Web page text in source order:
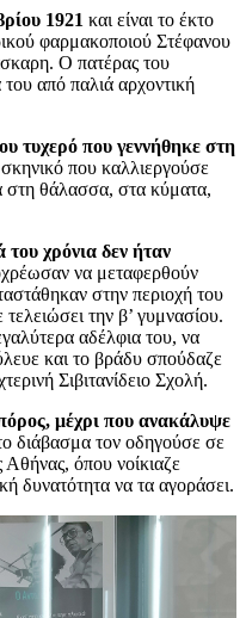
1921 και είναι το έκτο
φαρμακοποιού Στέφανου
Ο πατέρας του
από παλιά αρχοντική
τυχερό που γεννήθηκε στη
που καλλιεργούσε
στη θάλασσα, στα κύματα,
χρόνια δεν ήταν
να μεταφερθούν
στην περιοχή του
την β’ γυμνασίου.
αδέλφια του, να
και το βράδυ σπούδαζε
Σιβιτανίδειο Σχολή.
μέχρι που ανακάλυψε
διάβασμα τον οδηγούσε σε
Αθήνας, όπου νοίκιαζε
δυνατότητα να τα αγοράσει.